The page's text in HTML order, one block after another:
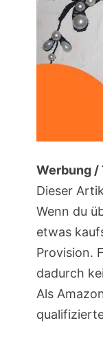
Werbung /
Dieser
Wenn du
etwas
Provision.
dadurch
Als